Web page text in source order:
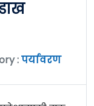
:पर्यावरण